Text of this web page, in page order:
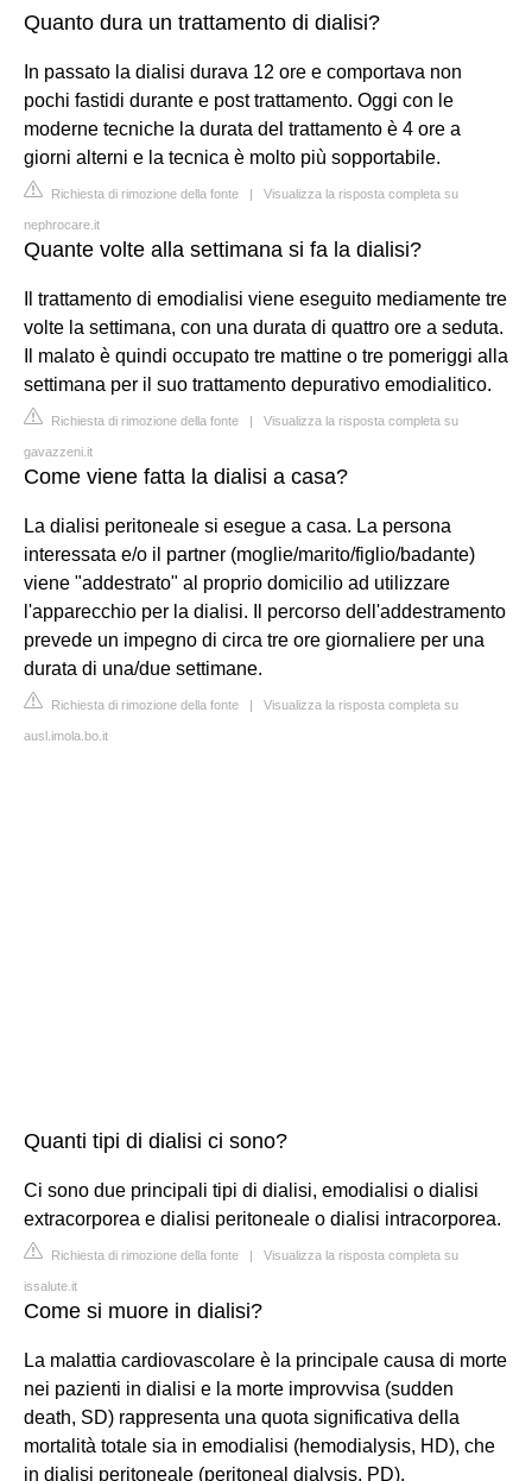
Quanto dura un trattamento di dialisi?
In passato la dialisi durava 12 ore e comportava non
pochi fastidi durante e post trattamento. Oggi con le
moderne tecniche la durata del trattamento è 4 ore a
giorni alterni e la tecnica è molto più sopportabile.
Richiesta di rimozione della fonte | Visualizza la risposta completa su
nephrocare.it
Quante volte alla settimana si fa la dialisi?
Il trattamento di emodialisi viene eseguito mediamente tre
volte la settimana, con una durata di quattro ore a seduta.
Il malato è quindi occupato tre mattine o tre pomeriggi alla
settimana per il suo trattamento depurativo emodialitico.
Richiesta di rimozione della fonte | Visualizza la risposta completa su
gavazzeni.it
Come viene fatta la dialisi a casa?
La dialisi peritoneale si esegue a casa. La persona
interessata e/o il partner (moglie/marito/figlio/badante)
viene "addestrato" al proprio domicilio ad utilizzare
l'apparecchio per la dialisi. Il percorso dell'addestramento
prevede un impegno di circa tre ore giornaliere per una
durata di una/due settimane.
Richiesta di rimozione della fonte | Visualizza la risposta completa su
ausl.imola.bo.it
Quanti tipi di dialisi ci sono?
Ci sono due principali tipi di dialisi, emodialisi o dialisi
extracorporea e dialisi peritoneale o dialisi intracorporea.
Richiesta di rimozione della fonte | Visualizza la risposta completa su
issalute.it
Come si muore in dialisi?
La malattia cardiovascolare è la principale causa di morte
nei pazienti in dialisi e la morte improvvisa (sudden
death, SD) rappresenta una quota significativa della
mortalità totale sia in emodialisi (hemodialysis, HD), che
in dialisi peritoneale (peritoneal dialysis, PD).